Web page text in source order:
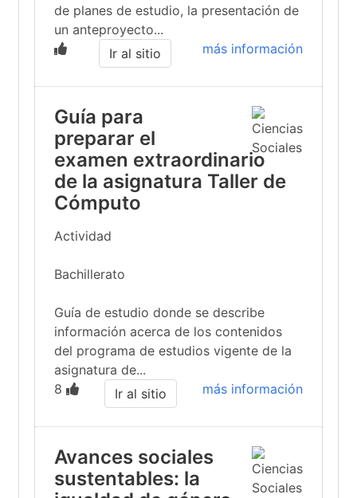
de planes de estudio, la presentación de
un anteproyecto...
más información
Ir al sitio
Guía para
preparar el
examen extraordinario
de la asignatura Taller de
Cómputo
Actividad
Bachillerato
Guía de estudio donde se describe
información acerca de los contenidos
del programa de estudios vigente de la
asignatura de...
8
más información
Ir al sitio
Avances sociales
sustentables: la